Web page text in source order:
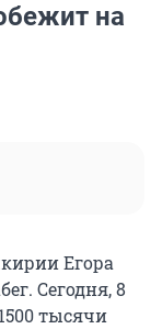
на
Егора
Сегодня, 8
тысячи